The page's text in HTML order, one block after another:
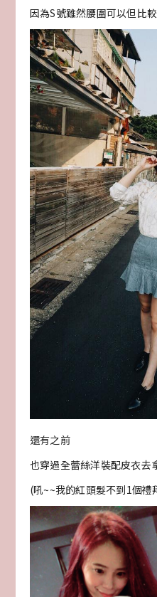
因為S號雖然腰圍可以但比
還有之前
也穿過全蕾絲洋裝配皮衣去
(吼~~我的紅頭髮不到1個禮